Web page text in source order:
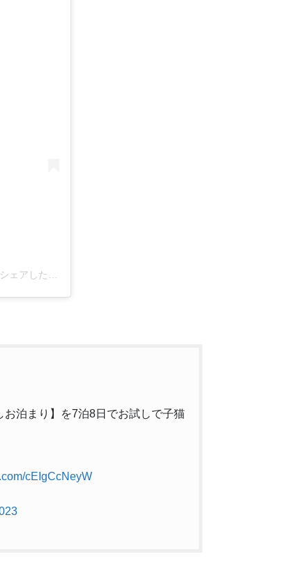
泊まり】を7泊8日でお試しで子猫
cEIgCcNeyW